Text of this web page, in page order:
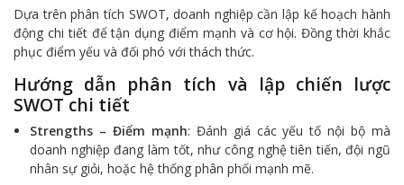
Dựa trên phân tích SWOT, doanh nghiệp cần lập kế hoạch hành
động chi tiết để tận dụng điểm mạnh và cơ hội. Đồng thời khắc
phục điểm yếu và đối phó với thách thức.
Hướng dẫn phân tích và lập chiến lược
SWOT chi tiết
Strengths – Điểm mạnh: Đánh giá các yếu tố nội bộ mà
doanh nghiệp đang làm tốt, như công nghệ tiên tiến, đội ngũ
nhân sự giỏi, hoặc hệ thống phân phối mạnh mẽ.